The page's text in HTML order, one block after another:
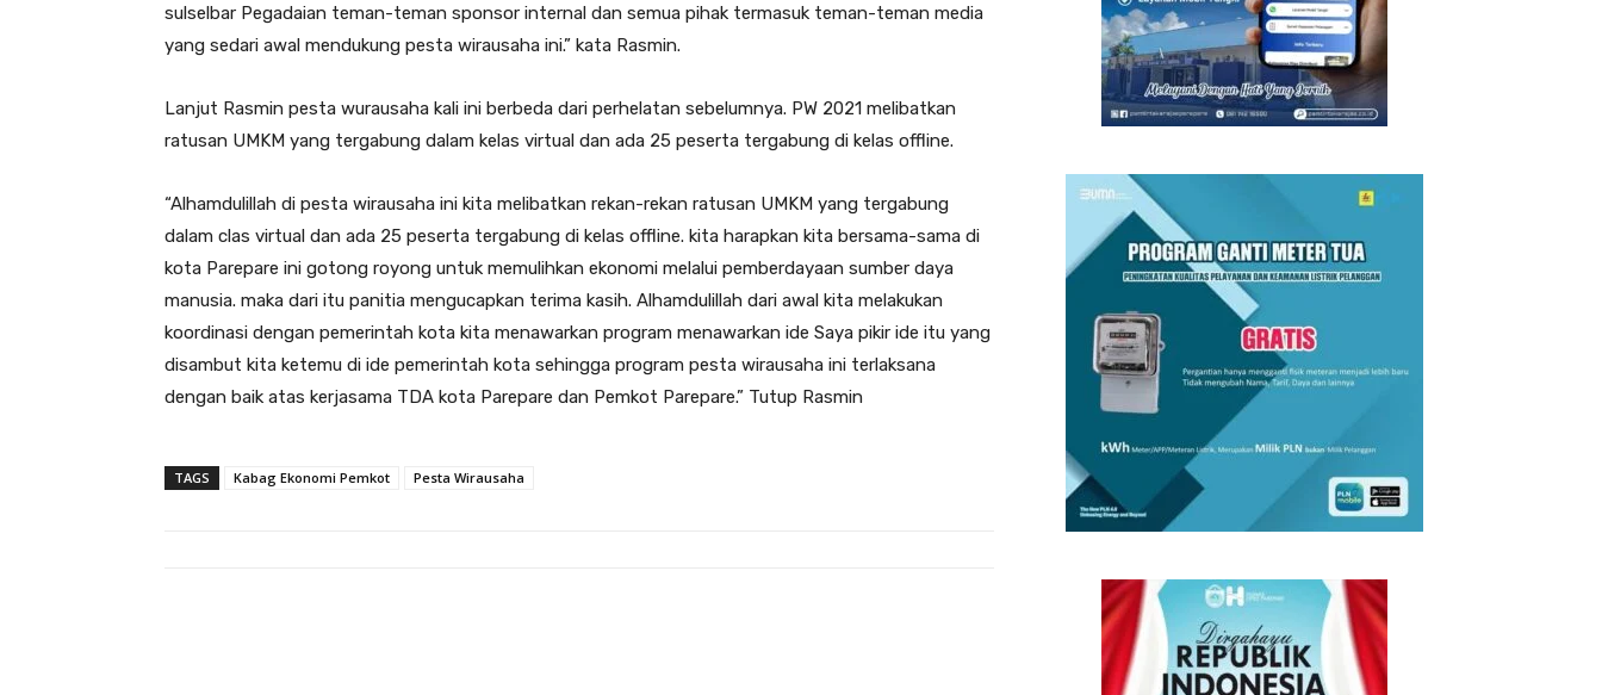
sulselbar Pegadaian teman-teman sponsor internal dan semua pihak termasuk teman-teman media
yang sedari awal mendukung pesta wirausaha ini.” kata Rasmin.
Lanjut Rasmin pesta wurausaha kali ini berbeda dari perhelatan sebelumnya. PW 2021 melibatkan
ratusan UMKM yang tergabung dalam kelas virtual dan ada 25 peserta tergabung di kelas offline.
“Alhamdulillah di pesta wirausaha ini kita melibatkan rekan-rekan ratusan UMKM yang tergabung
dalam clas virtual dan ada 25 peserta tergabung di kelas offline. kita harapkan kita bersama-sama di
kota Parepare ini gotong royong untuk memulihkan ekonomi melalui pemberdayaan sumber daya
manusia. maka dari itu panitia mengucapkan terima kasih. Alhamdulillah dari awal kita melakukan
koordinasi dengan pemerintah kota kita menawarkan program menawarkan ide Saya pikir ide itu yang
disambut kita ketemu di ide pemerintah kota sehingga program pesta wirausaha ini terlaksana
dengan baik atas kerjasama TDA kota Parepare dan Pemkot Parepare.” Tutup Rasmin
TAGS Kabag Ekonomi Pemkot Pesta Wirausaha